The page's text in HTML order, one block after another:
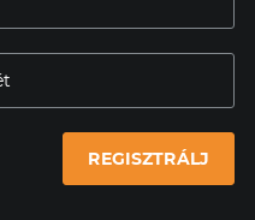
REGISZTRÁLJ